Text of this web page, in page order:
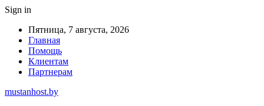
Sign in
Пятница, 7 августа, 2026
Главная
Помощь
Клиентам
Партнерам
mustanhost.by